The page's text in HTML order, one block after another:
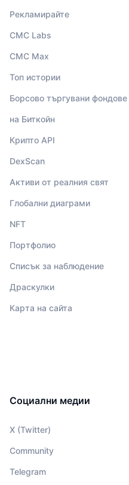
Рекламирайте
CMC Labs
CMC Max
Топ истории
Борсово търгувани фондове
на Биткойн
Крипто API
DexScan
Активи от реалния свят
Глобални диаграми
NFT
Портфолио
Списък за наблюдение
Драскулки
Карта на сайта
Социални медии
X (Twitter)
Community
Telegram